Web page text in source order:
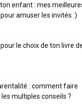
enfant : mes
amuser les invités :)
le choix de ton livre
: comment faire
multiples conseils ?